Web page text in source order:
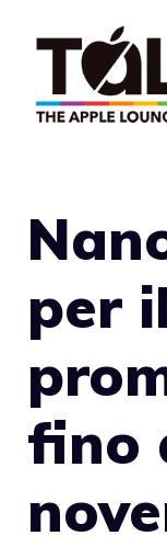
contenuto
per
fino